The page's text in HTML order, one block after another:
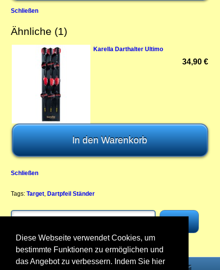
Diese Webseite verwendet Cookies, um
bestimmte Funktionen zu ermöglichen und
das Angebot zu verbessern. Indem Sie hier
Schließen
Ähnliche (1)
Karella Darthalter Ultimo
34,90 €
Schließen
Tags: Target, Dartpfeil Ständer